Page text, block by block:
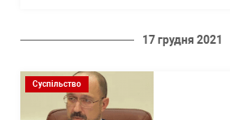
17 грудня 2021
Суспільство